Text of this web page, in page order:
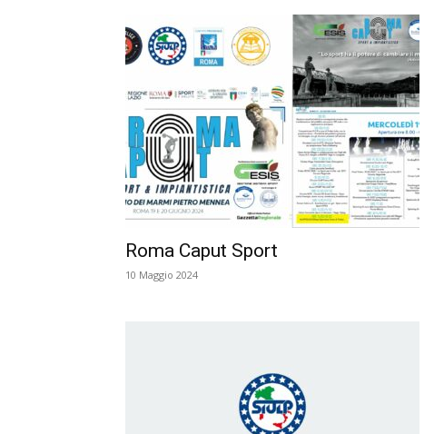
Roma Caput Sport
10 Maggio 2024